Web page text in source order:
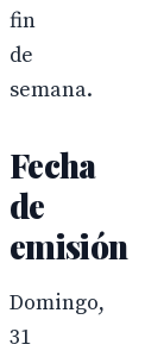
fin
de
semana.
Fecha
de
emisión
Domingo,
31